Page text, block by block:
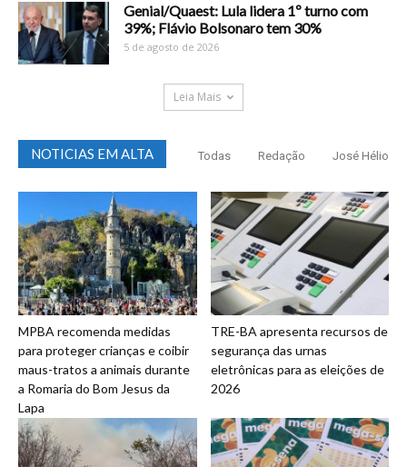
Genial/Quaest: Lula lidera 1º turno com
39%; Flávio Bolsonaro tem 30%
5 de agosto de 2026
Leia Mais
NOTICIAS EM ALTA Todas Redação José Hélio
MPBA recomenda medidas
para proteger crianças e coibir
maus-tratos a animais durante
a Romaria do Bom Jesus da
Lapa
TRE-BA apresenta recursos de
segurança das urnas
eletrônicas para as eleições de
2026